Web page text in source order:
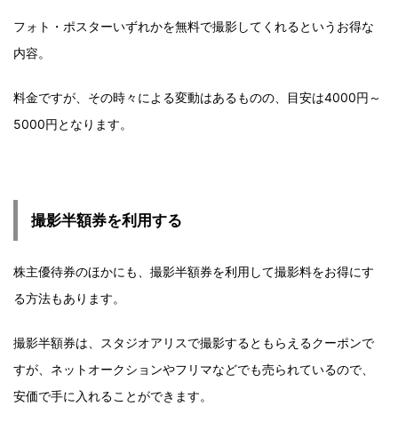
フォト・ポスターいずれかを無料で撮影してくれるというお得な
内容。
料金ですが、その時々による変動はあるものの、目安は4000円～
5000円となります。
撮影半額券を利用する
株主優待券のほかにも、撮影半額券を利用して撮影料をお得にす
る方法もあります。
撮影半額券は、スタジオアリスで撮影するともらえるクーポンで
すが、ネットオークションやフリマなどでも売られているので、
安価で手に入れることができます。